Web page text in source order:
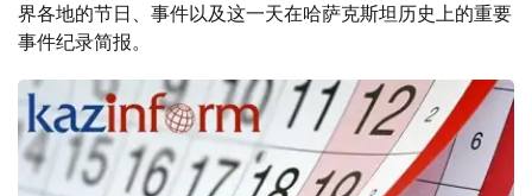
界各地的节日、事件以及这一天在哈萨克斯坦历史上的重要
事件纪录简报。